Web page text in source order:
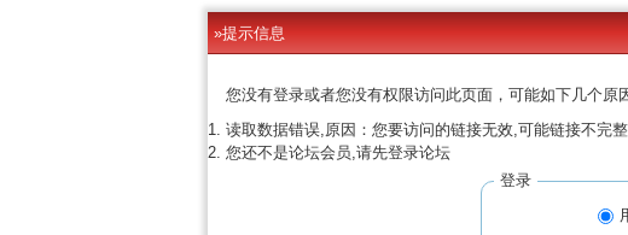
»提示信息
您没有登录或者您没有权限访问此页面，可能如下几个原
读取数据错误,原因：您要访问的链接无效,可能链接不完
您还不是论坛会员,请先登录论坛
登录